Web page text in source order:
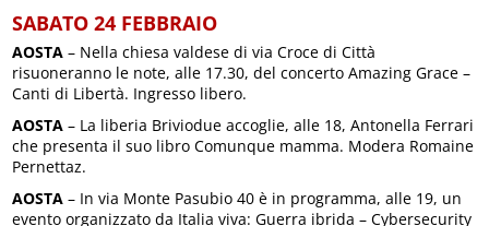
SABATO 24 FEBBRAIO
AOSTA – Nella chiesa valdese di via Croce di Città
risuoneranno le note, alle 17.30, del concerto Amazing Grace –
Canti di Libertà. Ingresso libero.
AOSTA – La liberia Briviodue accoglie, alle 18, Antonella Ferrari
che presenta il suo libro Comunque mamma. Modera Romaine
Pernettaz.
AOSTA – In via Monte Pasubio 40 è in programma, alle 19, un
evento organizzato da Italia viva: Guerra ibrida – Cybersecurity